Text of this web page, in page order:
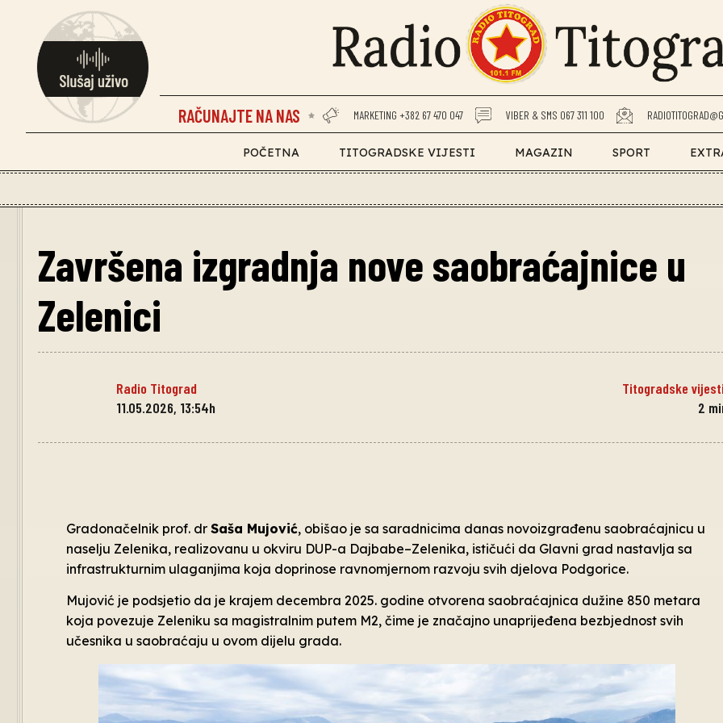
RAČUNAJTE NA NAS MARKETING +382 67 470 047 VIBER & SMS 067 311 100
POČETNA TITOGRADSKE VIJESTI MAGAZIN SPORT
Završena izgradnja nove saobraćajnice u
Zelenici
Radio Titograd Titogradske vijesti
11.05.2026, 13:54h
2
Gradonačelnik prof. dr Saša Mujović, obišao je sa saradnicima danas novoizgrađenu saobraćajnicu u
naselju Zelenika, realizovanu u okviru DUP-a Dajbabe–Zelenika, ističući da Glavni grad nastavlja sa
infrastrukturnim ulaganjima koja doprinose ravnomjernom razvoju svih djelova Podgorice.
Mujović je podsjetio da je krajem decembra 2025. godine otvorena saobraćajnica dužine 850 metara
koja povezuje Zeleniku sa magistralnim putem M2, čime je značajno unaprijeđena bezbjednost svih
učesnika u saobraćaju u ovom dijelu grada.